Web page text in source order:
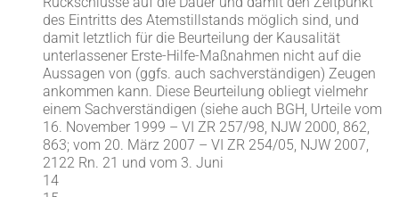
des Eintritts des Atemstillstands möglich sind, und
damit letztlich für die Beurteilung der Kausalität
unterlassener Erste-Hilfe-Maßnahmen nicht auf die
Aussagen von (ggfs. auch sachverständigen) Zeugen
ankommen kann. Diese Beurteilung obliegt vielmehr
einem Sachverständigen (siehe auch BGH, Urteile vom
16. November 1999 – VI ZR 257/98, NJW 2000, 862,
863; vom 20. März 2007 – VI ZR 254/05, NJW 2007,
2122 Rn. 21 und vom 3. Juni
14